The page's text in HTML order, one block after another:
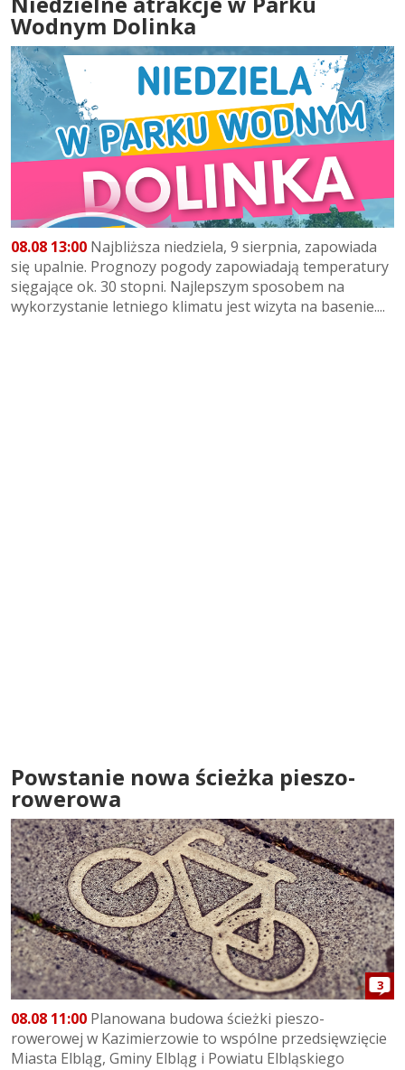
Wodnym Dolinka
08.08 13:00 Najbliższa niedziela, 9 sierpnia, zapowiada
się upalnie. Prognozy pogody zapowiadają temperatury
sięgające ok. 30 stopni. Najlepszym sposobem na
wykorzystanie letniego klimatu jest wizyta na basenie....
Powstanie nowa ścieżka pieszo-
rowerowa
3
08.08 11:00 Planowana budowa ścieżki pieszo-
rowerowej w Kazimierzowie to wspólne przedsięwzięcie
Miasta Elbląg, Gminy Elbląg i Powiatu Elbląskiego